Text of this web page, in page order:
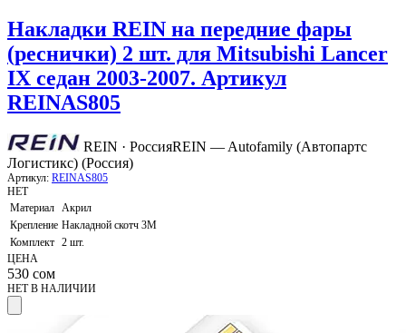
Накладки REIN на передние фары
(реснички) 2 шт. для Mitsubishi Lancer
IX седан 2003-2007. Артикул
REINAS805
REIN · РоссияREIN — Autofamily (Автопартс
Логистикс) (Россия)
Артикул: REINAS805
НЕТ
Материал Акрил
Крепление Накладной скотч 3М
Комплект 2 шт.
ЦЕНА
530 сом
НЕТ В НАЛИЧИИ